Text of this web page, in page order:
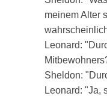
meinem Alter
Leonard:
Sheldon:
Leonard: "Ja,